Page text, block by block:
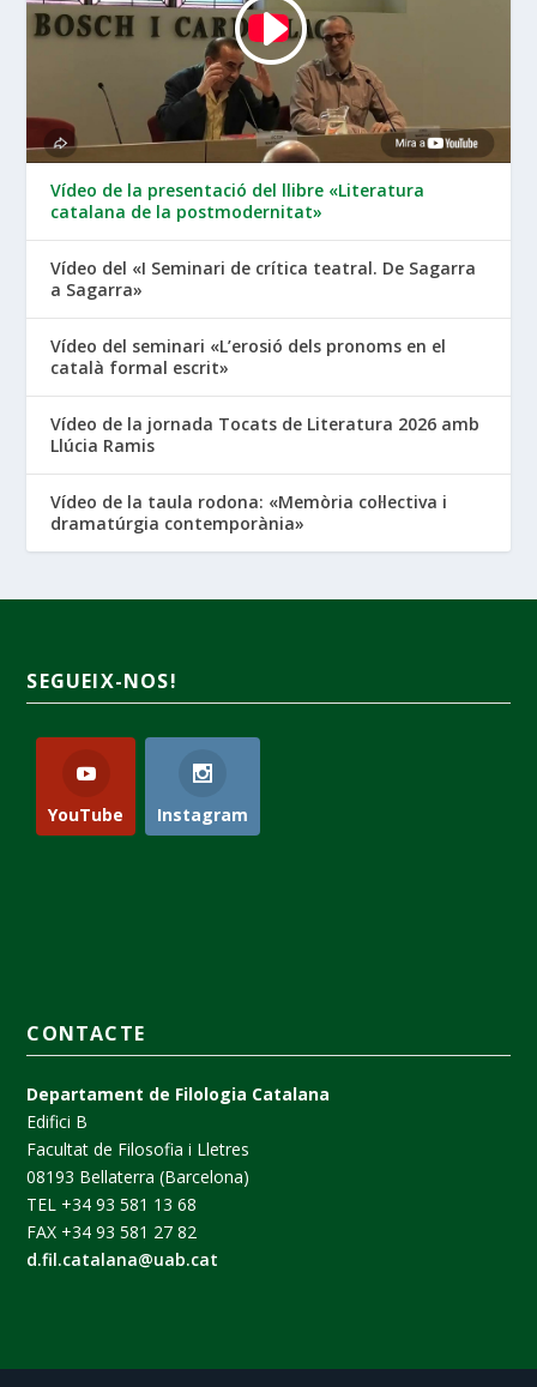
Vídeo de la presentació del llibre «Literatura
catalana de la postmodernitat»
Vídeo del «I Seminari de crítica teatral. De Sagarra
a Sagarra»
Vídeo del seminari «L’erosió dels pronoms en el
català formal escrit»
Vídeo de la jornada Tocats de Literatura 2026 amb
Llúcia Ramis
Vídeo de la taula rodona: «Memòria col·lectiva i
dramatúrgia contemporània»
SEGUEIX-NOS!
YouTube Instagram
CONTACTE
Departament de Filologia Catalana
Edifici B
Facultat de Filosofia i Lletres
08193 Bellaterra (Barcelona)
TEL +34 93 581 13 68
FAX +34 93 581 27 82
d.fil.catalana@uab.cat